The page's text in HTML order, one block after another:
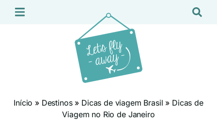
Início » Destinos» Dicas de viagem Brasil » Dicas de
Viagem no Rio de Janeiro